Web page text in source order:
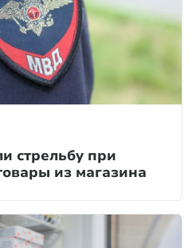
стрельбу при
из магазина